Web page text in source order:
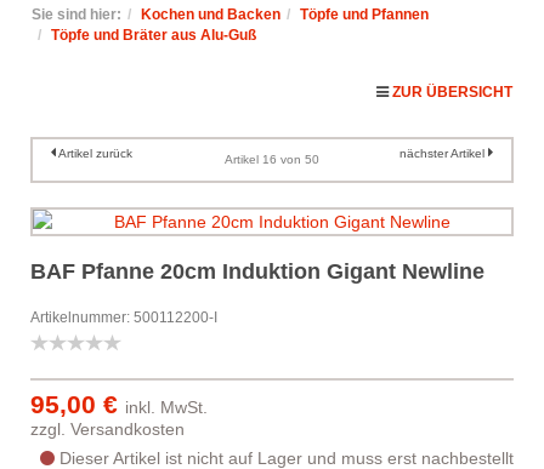
Sie sind hier: Kochen und Backen
Töpfe und Pfannen
Töpfe und Bräter aus Alu-Guß
ZUR ÜBERSICHT
Artikel zurück Artikel 16 von 50 nächster Artikel
BAF Pfanne 20cm Induktion Gigant Newline
Artikelnummer: 500112200-I
95,00 € inkl. MwSt.
zzgl. Versandkosten
Dieser Artikel ist nicht auf Lager und muss erst nachbestellt